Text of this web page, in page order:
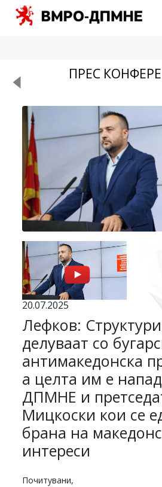
ПРЕС
20.07.2025
Лефков:
делуваат со
антимакедонска
а целта им е
ДПМНЕ и
Мицкоски кои се
брана на
интереси
Почитувани,